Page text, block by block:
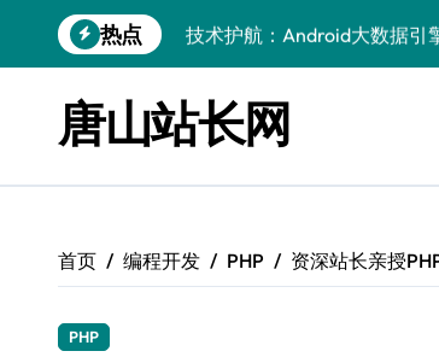
到
热点
技术护航：Android大数据引
技术破局：实时引擎赋能数
大数据架构下实时引擎优化
大数据赋能运维：实时处理
唐山站长网
首页 编程开发 PHP 资深站长亲授
PHP